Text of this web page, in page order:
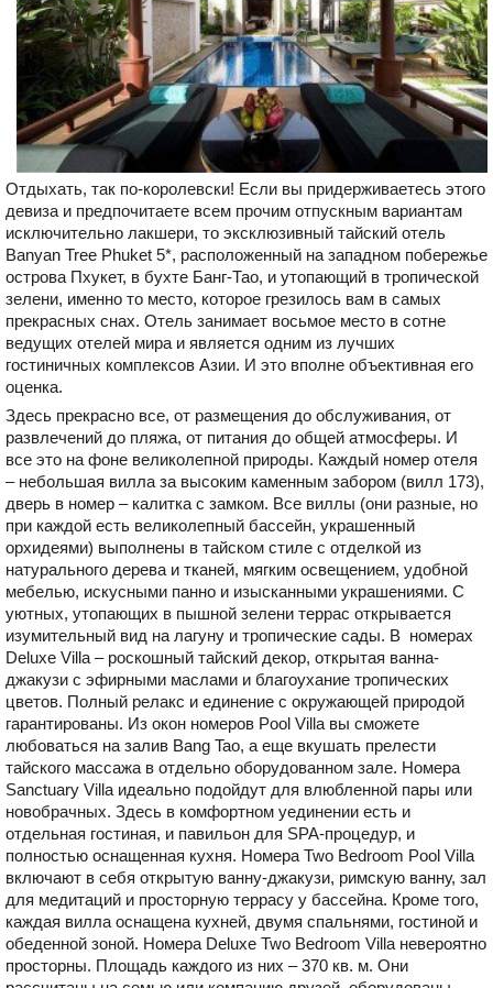
Отдыхать, так по-королевски! Если вы придерживаетесь этого
девиза и предпочитаете всем прочим отпускным вариантам
исключительно лакшери, то эксклюзивный тайский отель
Banyan Tree Phuket 5*, расположенный на западном побережье
острова Пхукет, в бухте Банг-Тао, и утопающий в тропической
зелени, именно то место, которое грезилось вам в самых
прекрасных снах. Отель занимает восьмое место в сотне
ведущих отелей мира и является одним из лучших
гостиничных комплексов Азии. И это вполне объективная его
оценка.
Здесь прекрасно все, от размещения до обслуживания, от
развлечений до пляжа, от питания до общей атмосферы. И
все это на фоне великолепной природы. Каждый номер отеля
– небольшая вилла за высоким каменным забором (вилл 173),
дверь в номер – калитка с замком. Все виллы (они разные, но
при каждой есть великолепный бассейн, украшенный
орхидеями) выполнены в тайском стиле с отделкой из
натурального дерева и тканей, мягким освещением, удобной
мебелью, искусными панно и изысканными украшениями. С
уютных, утопающих в пышной зелени террас открывается
изумительный вид на лагуну и тропические сады. В номерах
Deluxe Villa – роскошный тайский декор, открытая ванна-
джакузи с эфирными маслами и благоухание тропических
цветов. Полный релакс и единение с окружающей природой
гарантированы. Из окон номеров Pool Villa вы сможете
любоваться на залив Bang Tao, а еще вкушать прелести
тайского массажа в отдельно оборудованном зале. Номера
Sanctuary Villa идеально подойдут для влюбленной пары или
новобрачных. Здесь в комфортном уединении есть и
отдельная гостиная, и павильон для SPA-процедур, и
полностью оснащенная кухня. Номера Two Bedroom Pool Villa
включают в себя открытую ванну-джакузи, римскую ванну, зал
для медитаций и просторную террасу у бассейна. Кроме того,
каждая вилла оснащена кухней, двумя спальнями, гостиной и
обеденной зоной. Номера Deluxe Two Bedroom Villa невероятно
просторны. Площадь каждого из них – 370 кв. м. Они